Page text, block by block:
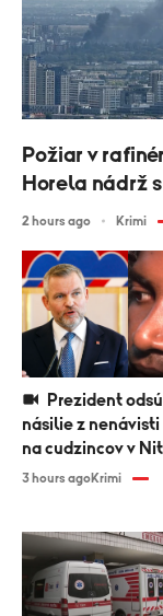
Požiar v
Horela nádrž
2 hours ago Krimi
násilie z nenávisti
na cudzincov v
3 hours agoKrimi